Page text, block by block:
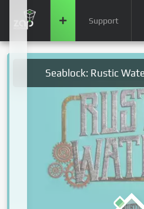
Support
Seablock: Rustic